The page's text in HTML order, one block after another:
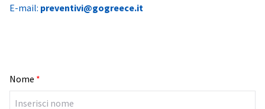
E-mail: preventivi@gogreece.it
Nome *